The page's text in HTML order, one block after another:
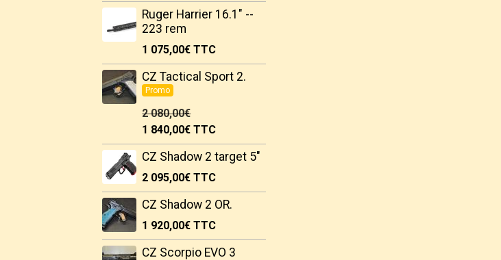
Ruger Harrier 16.1" --
223 rem
1 075,00€TTC
CZ Tactical Sport 2.
Promo
2 080,00€
1 840,00€TTC
CZ Shadow 2 target 5"
2 095,00€TTC
CZ Shadow 2 OR.
1 920,00€TTC
CZ Scorpio EVO 3